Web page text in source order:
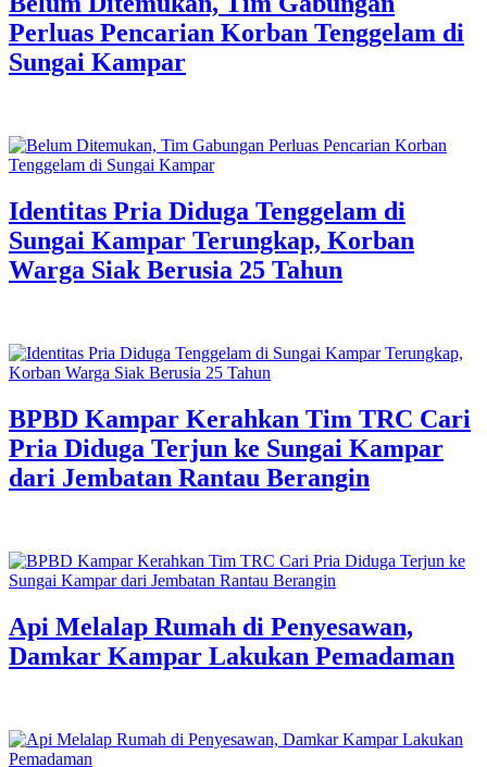
Perluas Pencarian Korban Tenggelam di
Sungai Kampar
Identitas Pria Diduga Tenggelam di
Sungai Kampar Terungkap, Korban
Warga Siak Berusia 25 Tahun
BPBD Kampar Kerahkan Tim TRC Cari
Pria Diduga Terjun ke Sungai Kampar
dari Jembatan Rantau Berangin
Api Melalap Rumah di Penyesawan,
Damkar Kampar Lakukan Pemadaman